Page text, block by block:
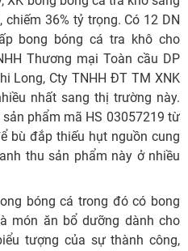
chiếm 36% tỷ trọng. Có 12 DN
bong bóng cá tra khô cho
Thương mại Toàn cầu DP
Long, Cty TNHH ĐT TM XNK
nhất sang thị trường này.
phẩm mã HS 03057219 từ
bù đắp thiếu hụt nguồn cung
thu sản phẩm này ở nhiều
bóng cá trong đó có bong
món ăn bổ dưỡng dành cho
tượng của sự thành công,